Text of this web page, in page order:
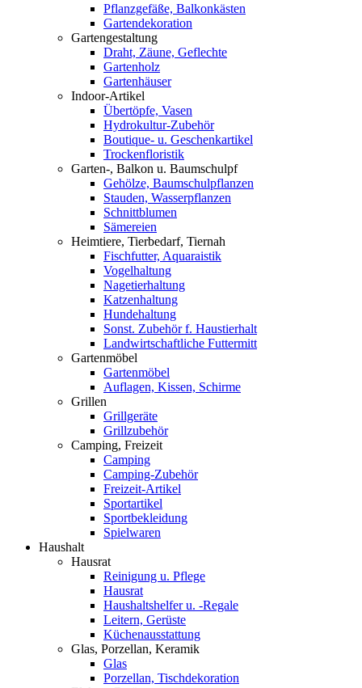
Pflanzgefäße, Balkonkästen
Gartendekoration
Gartengestaltung
Draht, Zäune, Geflechte
Gartenholz
Gartenhäuser
Indoor-Artikel
Übertöpfe, Vasen
Hydrokultur-Zubehör
Boutique- u. Geschenkartikel
Trockenfloristik
Garten-, Balkon u. Baumschulpf
Gehölze, Baumschulpflanzen
Stauden, Wasserpflanzen
Schnittblumen
Sämereien
Heimtiere, Tierbedarf, Tiernah
Fischfutter, Aquaraistik
Vogelhaltung
Nagetierhaltung
Katzenhaltung
Hundehaltung
Sonst. Zubehör f. Haustierhalt
Landwirtschaftliche Futtermitt
Gartenmöbel
Gartenmöbel
Auflagen, Kissen, Schirme
Grillen
Grillgeräte
Grillzubehör
Camping, Freizeit
Camping
Camping-Zubehör
Freizeit-Artikel
Sportartikel
Sportbekleidung
Spielwaren
Haushalt
Hausrat
Reinigung u. Pflege
Hausrat
Haushaltshelfer u. -Regale
Leitern, Gerüste
Küchenausstattung
Glas, Porzellan, Keramik
Glas
Porzellan, Tischdekoration